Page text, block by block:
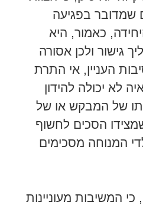
שמדובר בפגיעה
כאמור, היא
גישור ולכן אסורה
העניין, אי התרת
לא יכולה להידון
של המבקש או של
הסכים לחשוף
המנוחה מסכימים
המשיבות מעוניינות